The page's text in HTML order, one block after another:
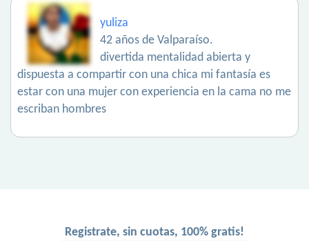
yuliza
42 años de Valparaíso.
divertida mentalidad abierta y
dispuesta a compartir con una chica mi fantasía es
estar con una mujer con experiencia en la cama no me
escriban hombres
Registrate, sin cuotas, 100% gratis!